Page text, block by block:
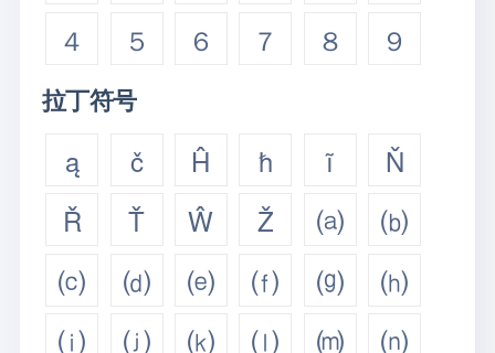
４
５ ６ ７ ８ ９
拉丁符号
ą č Ĥ ħ ĩ
Ň
Ř
Ť Ŵ Ž ⒜
⒝
⒞
⒟ ⒠ ⒡ ⒢
⒣
⒤
⒥ ⒦ ⒧ ⒨ ⒩